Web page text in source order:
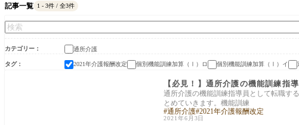
記事一覧 1 - 3件 / 全3件
カテゴリー 通所介護
タグ 2021年介護報酬改定 個別機能訓練加算（Ⅰ）ロ 個別機能訓練加算（Ⅰ）イ
【必見！】通所介護の機能訓練指
通所介護の機能訓練指導員として転職す
とめていきます。機能訓練
通所介護 2021年介護報酬改定
2021年6月3日